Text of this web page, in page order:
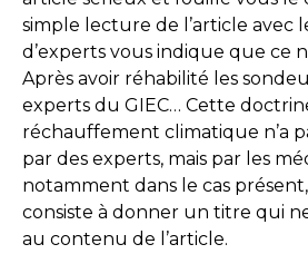
simple lecture de l’article avec
d’experts vous indique que ce
Après avoir réhabilité les
experts du GIEC… Cette
réchauffement climatique n’a
par des experts, mais par les
notamment dans le cas
consiste à donner un titre qui
au contenu de l’article.